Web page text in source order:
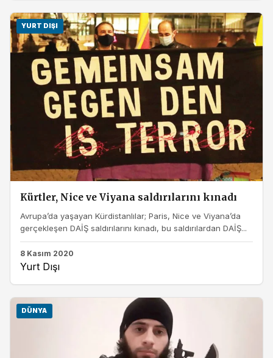
YURT DIŞI
Kürtler, Nice ve Viyana saldırılarını kınadı
Avrupa’da yaşayan Kürdistanlılar; Paris, Nice ve Viyana’da
gerçekleşen DAİŞ saldırılarını kınadı, bu saldırılardan DAİŞ...
8 Kasım 2020
Yurt Dışı
DÜNYA